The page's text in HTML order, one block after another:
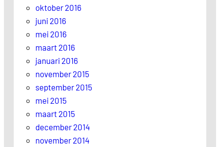
oktober 2016
juni 2016
mei 2016
maart 2016
januari 2016
november 2015
september 2015
mei 2015
maart 2015
december 2014
november 2014